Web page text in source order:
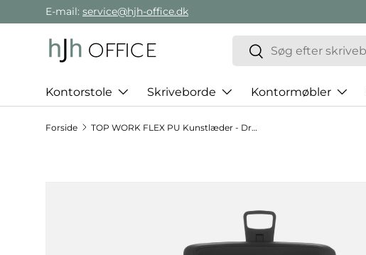
Gå direkte til indholdet
E-mail: service@hjh-office.dk
Søg
Søg
Kontorstole Skriveborde Kontormøbler
Forside TOP WORK FLEX PU Kunstlæder - Drejeskammel